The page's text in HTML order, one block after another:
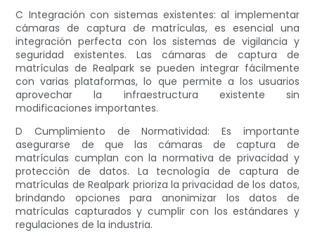
C Integración con sistemas existentes: al implementar
cámaras de captura de matrículas, es esencial una
integración perfecta con los sistemas de vigilancia y
seguridad existentes. Las cámaras de captura de
matrículas de Realpark se pueden integrar fácilmente
con varias plataformas, lo que permite a los usuarios
aprovechar la infraestructura existente sin
modificaciones importantes.
D Cumplimiento de Normatividad: Es importante
asegurarse de que las cámaras de captura de
matrículas cumplan con la normativa de privacidad y
protección de datos. La tecnología de captura de
matrículas de Realpark prioriza la privacidad de los datos,
brindando opciones para anonimizar los datos de
matrículas capturados y cumplir con los estándares y
regulaciones de la industria.